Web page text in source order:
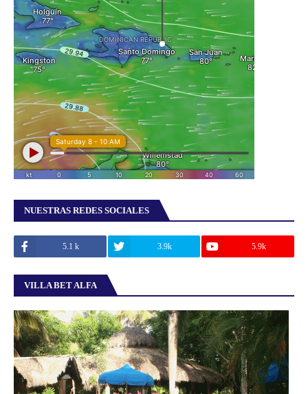
NUESTRAS REDES SOCIALES
5.1 k 3.9k 5.9k
VILLA BET ALFA